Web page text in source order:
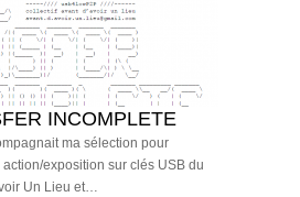
INCOMPLETE
ma sélection pour
exposition sur clés USB du
Un Lieu et…